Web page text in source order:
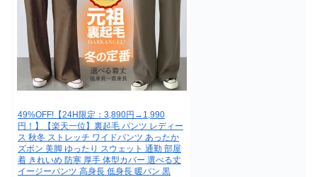
49%OFF!【24H限定：3,890円→1,990
円！】【楽天一位】裏起毛 パンツ レディー
ス 秋冬 ストレッチ ワイドパンツ あったか
ズボン 美脚 ゆったり スウェット 通勤 部屋
着 きれいめ 防寒 厚手 体型カバー 選べる丈
イージーパンツ 高身長 低身長 暖パン 黒